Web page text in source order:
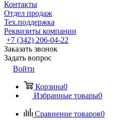
Контакты
Отдел продаж
Тех.поддержка
Реквизиты компании
+7 (342) 206-04-22
Заказать звонок
Задать вопрос
Войти
Корзина0
Избранные товары0
Сравнение товаров0